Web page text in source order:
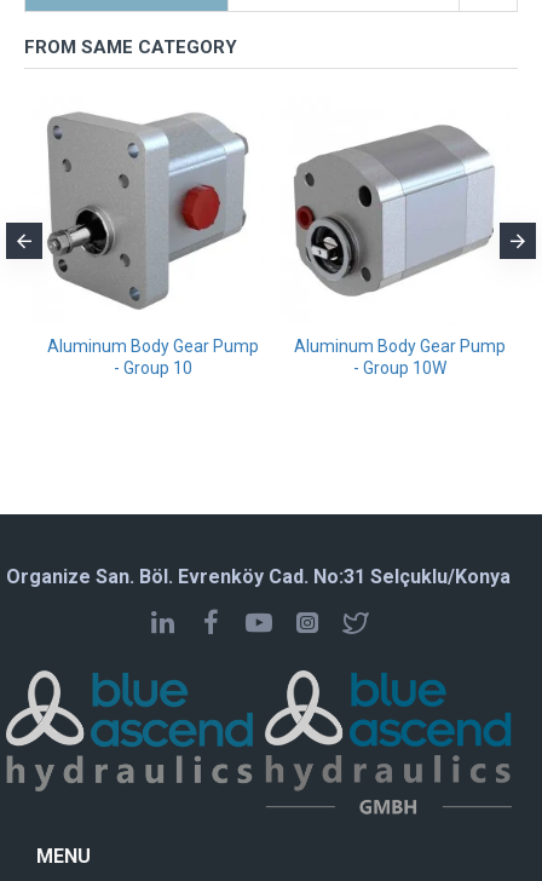
FROM SAME CATEGORY
Aluminum Body Gear Pump
- Group 10
Aluminum Body Gear Pump
- Group 10W
Organize San. Böl. Evrenköy Cad. No:31 Selçuklu/Konya
MENU